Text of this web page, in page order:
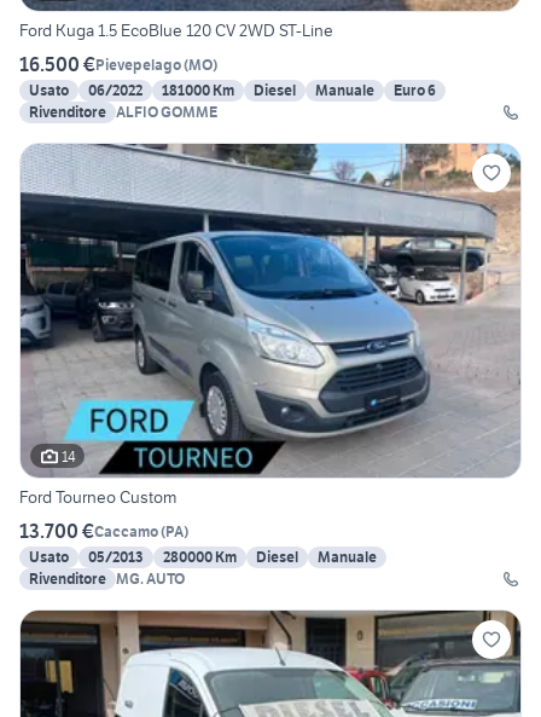
Ford Kuga 1.5 EcoBlue 120 CV 2WD ST-Line
16.500 €Pievepelago(MO)
Usato
06/2022 181000 Km Diesel Manuale
Euro 6
Rivenditore ALFIO GOMME
14
Ford Tourneo Custom
13.700 €Caccamo(PA)
Usato
05/2013 280000 Km Diesel
Manuale
Rivenditore MG. AUTO